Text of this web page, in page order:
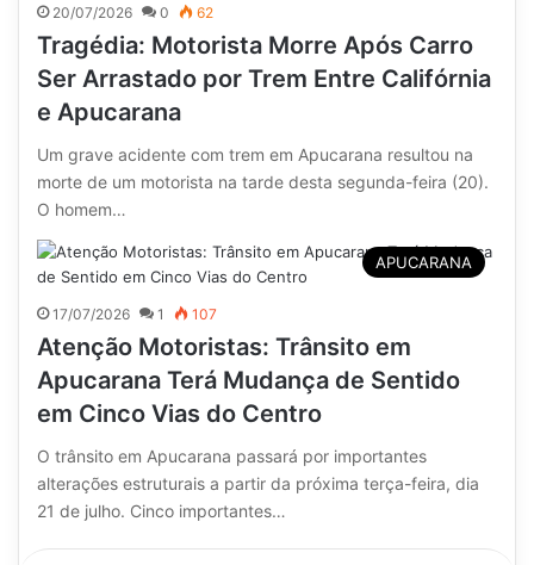
20/07/2026 0 62
Tragédia: Motorista Morre Após Carro
Ser Arrastado por Trem Entre Califórnia
e Apucarana
Um grave acidente com trem em Apucarana resultou na
morte de um motorista na tarde desta segunda-feira (20).
O homem…
APUCARANA
17/07/2026 1 107
Atenção Motoristas: Trânsito em
Apucarana Terá Mudança de Sentido
em Cinco Vias do Centro
O trânsito em Apucarana passará por importantes
alterações estruturais a partir da próxima terça-feira, dia
21 de julho. Cinco importantes…